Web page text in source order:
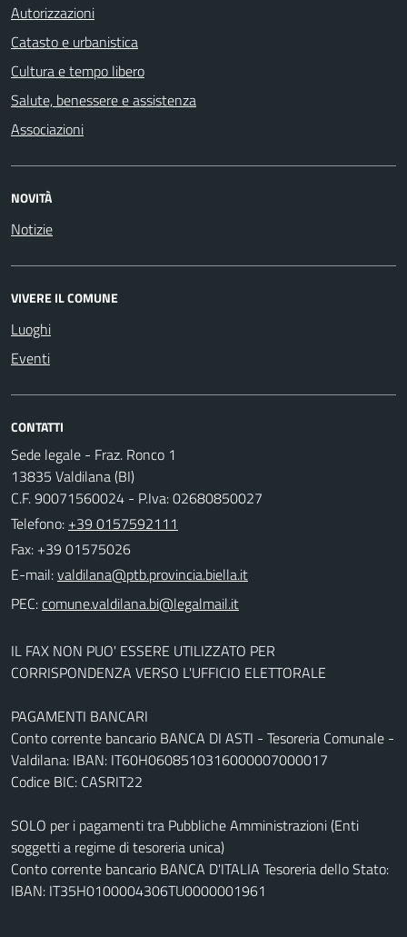
Autorizzazioni
Catasto e urbanistica
Cultura e tempo libero
Salute, benessere e assistenza
Associazioni
NOVITÀ
Notizie
VIVERE IL COMUNE
Luoghi
Eventi
CONTATTI
Sede legale - Fraz. Ronco 1
13835 Valdilana (BI)
C.F. 90071560024 - P.Iva: 02680850027
Telefono: +39 0157592111
Fax: +39 01575026
E-mail:
PEC:
IL FAX NON PUO' ESSERE UTILIZZATO PER
CORRISPONDENZA VERSO L'UFFICIO ELETTORALE
PAGAMENTI BANCARI
Conto corrente bancario BANCA DI ASTI - Tesoreria Comunale -
Valdilana: IBAN: IT60H0608510316000007000017
Codice BIC: CASRIT22
SOLO per i pagamenti tra Pubbliche Amministrazioni (Enti
soggetti a regime di tesoreria unica)
Conto corrente bancario BANCA D'ITALIA Tesoreria dello Stato:
IBAN: IT35H0100004306TU0000001961